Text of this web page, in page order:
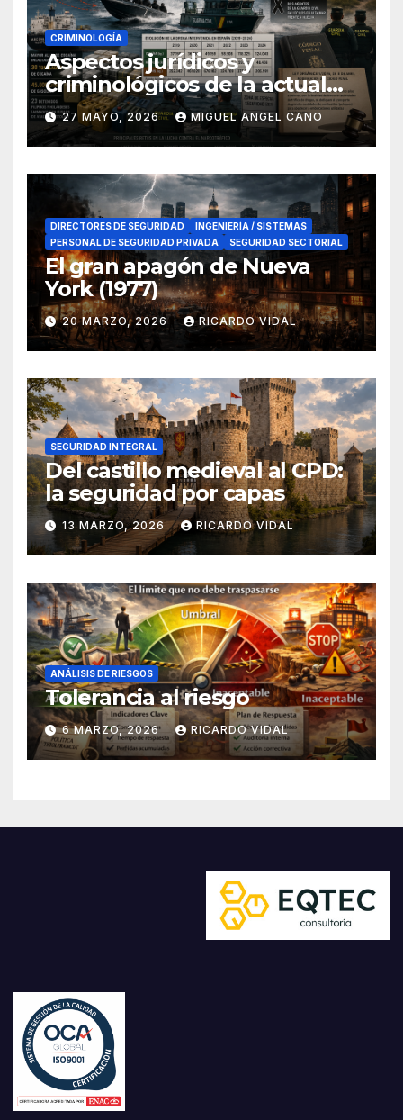
CRIMINOLOGÍA
Aspectos jurídicos y
criminológicos de la actual
lucha contra el narcotráfico
en el sur de España
27 MAYO, 2026 MIGUEL ANGEL CANO
DIRECTORES DE SEGURIDAD
INGENIERÍA / SISTEMAS
PERSONAL DE SEGURIDAD PRIVADA
SEGURIDAD SECTORIAL
El gran apagón de Nueva
York (1977)
20 MARZO, 2026 RICARDO VIDAL
SEGURIDAD INTEGRAL
Del castillo medieval al CPD:
la seguridad por capas
13 MARZO, 2026 RICARDO VIDAL
ANÁLISIS DE RIESGOS
Tolerancia al riesgo
6 MARZO, 2026 RICARDO VIDAL